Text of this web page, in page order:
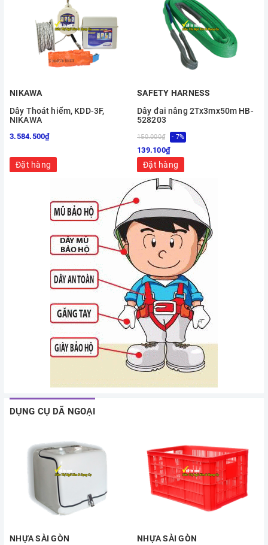
NIKAWA
Dây Thoát hiểm, KDD-3F,
NIKAWA
3.584.500₫
Đặt hàng
SAFETY HARNESS
Dây đai nâng 2Tx3mx50m HB-
528203
150.000₫ - 7%
139.100₫
Đặt hàng
DỤNG CỤ DÃ NGOẠI
NHỰA SÀI GÒN
NHỰA SÀI GÒN